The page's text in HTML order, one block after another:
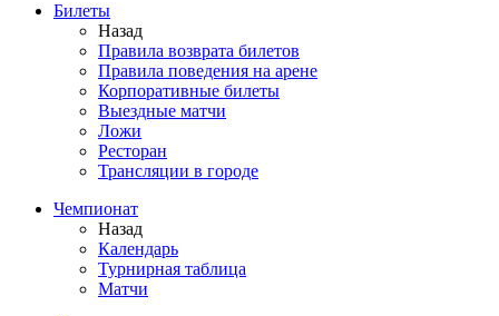
Билеты
Назад
Правила возврата билетов
Правила поведения на арене
Корпоративные билеты
Выездные матчи
Ложи
Ресторан
Трансляции в городе
Чемпионат
Назад
Календарь
Турнирная таблица
Матчи